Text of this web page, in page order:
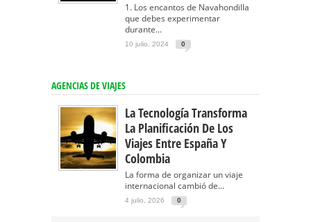
1. Los encantos de Navahondilla
que debes experimentar
durante...
10 julio, 2024 0
AGENCIAS DE VIAJES
La Tecnología Transforma
La Planificación De Los
Viajes Entre España Y
Colombia
La forma de organizar un viaje
internacional cambió de...
4 julio, 2026 0